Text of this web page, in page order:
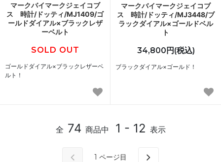
マークバイマークジェイコブ
ス 時計/ドッティ/MJ1409/ゴ
ールドダイアル×ブラックレザ
ーベルト
SOLD OUT
ゴールドダイアル×ブラックレザーベ
ルト！
マークバイマークジェイコブ
ス 時計/ドッティ/MJ3448/ブ
ラックダイアル×ゴールドベル
ト
34,800円(税込)
ブラックダイアル×ゴールド！
全 74 商品中 1 - 12 表示
1 ページ目